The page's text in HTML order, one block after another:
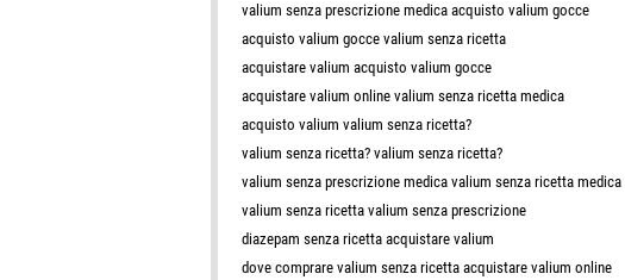
valium senza prescrizione medica acquisto valium gocce
acquisto valium gocce valium senza ricetta
acquistare valium acquisto valium gocce
acquistare valium online valium senza ricetta medica
acquisto valium valium senza ricetta?
valium senza ricetta? valium senza ricetta?
valium senza prescrizione medica valium senza ricetta medica
valium senza ricetta valium senza prescrizione
diazepam senza ricetta acquistare valium
dove comprare valium senza ricetta acquistare valium online